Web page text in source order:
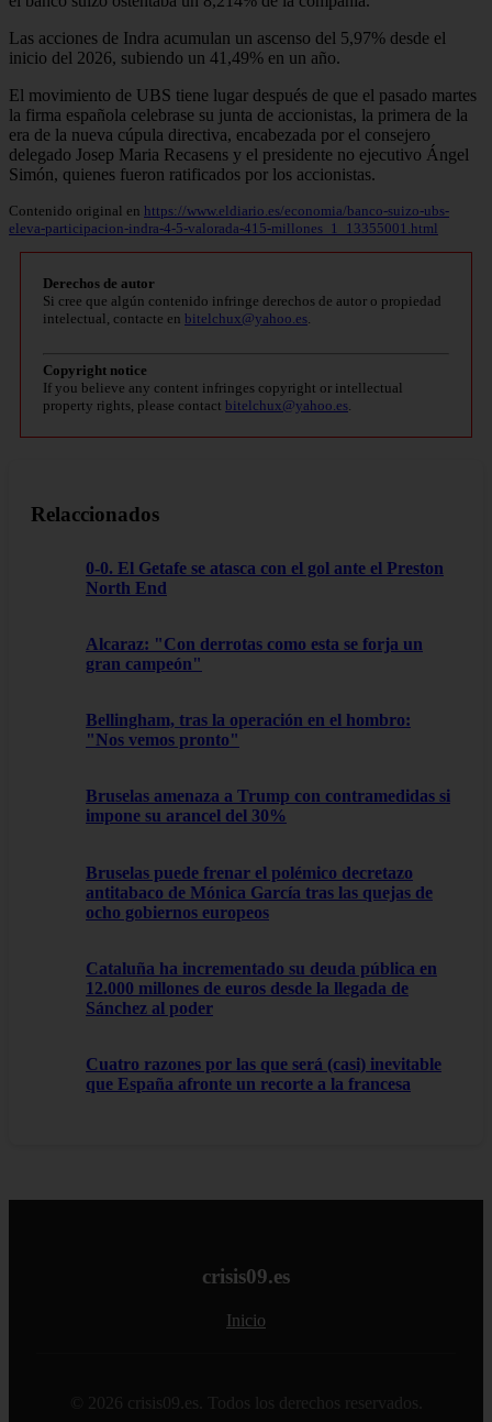
Las acciones de Indra acumulan un ascenso del 5,97% desde el
inicio del 2026, subiendo un 41,49% en un año.
El movimiento de UBS tiene lugar después de que el pasado martes
la firma española celebrase su junta de accionistas, la primera de la
era de la nueva cúpula directiva, encabezada por el consejero
delegado Josep Maria Recasens y el presidente no ejecutivo Ángel
Simón, quienes fueron ratificados por los accionistas.
Contenido original en https://www.eldiario.es/economia/banco-suizo-ubs-
eleva-participacion-indra-4-5-valorada-415-millones_1_13355001.html
Derechos de autor
Si cree que algún contenido infringe derechos de autor o propiedad
intelectual, contacte en bitelchux@yahoo.es.
Copyright notice
If you believe any content infringes copyright or intellectual
property rights, please contact bitelchux@yahoo.es.
Relaccionados
0-0. El Getafe se atasca con el gol ante el Preston
North End
Alcaraz: "Con derrotas como esta se forja un
gran campeón"
Bellingham, tras la operación en el hombro:
"Nos vemos pronto"
Bruselas amenaza a Trump con contramedidas si
impone su arancel del 30%
Bruselas puede frenar el polémico decretazo
antitabaco de Mónica García tras las quejas de
ocho gobiernos europeos
Cataluña ha incrementado su deuda pública en
12.000 millones de euros desde la llegada de
Sánchez al poder
Cuatro razones por las que será (casi) inevitable
que España afronte un recorte a la francesa
crisis09.es
Inicio
© 2026 crisis09.es. Todos los derechos reservados.